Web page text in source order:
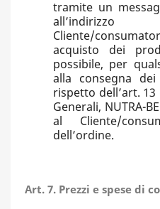
tramite un
Cliente/
acquisto dei
possibile, per
alla consegna
rispetto dell’art.
Generali, NUTRA-
al Cliente/
dell’ordine.
Art. 7. Prezzi e spese di